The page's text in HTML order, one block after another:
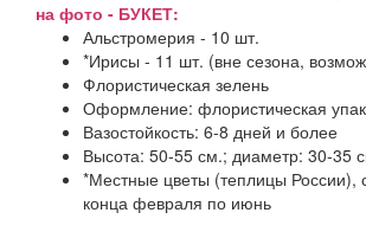
на фото - БУКЕТ:
Альстромерия - 10 шт.
*Ирисы - 11 шт. (вне сезона,
Флористическая зелень
Оформление: флористическая
Вазостойкость: 6-8 дней и более
Высота: 50-55 см.; диаметр: 30-35
*Местные цветы (теплицы России),
конца февраля по июнь